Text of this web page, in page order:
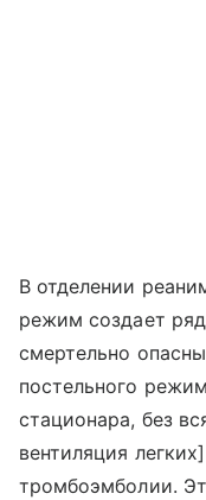
В отделении
режим создает
смертельно
постельного
стационара, без
вентиляция
тромбоэмболии.